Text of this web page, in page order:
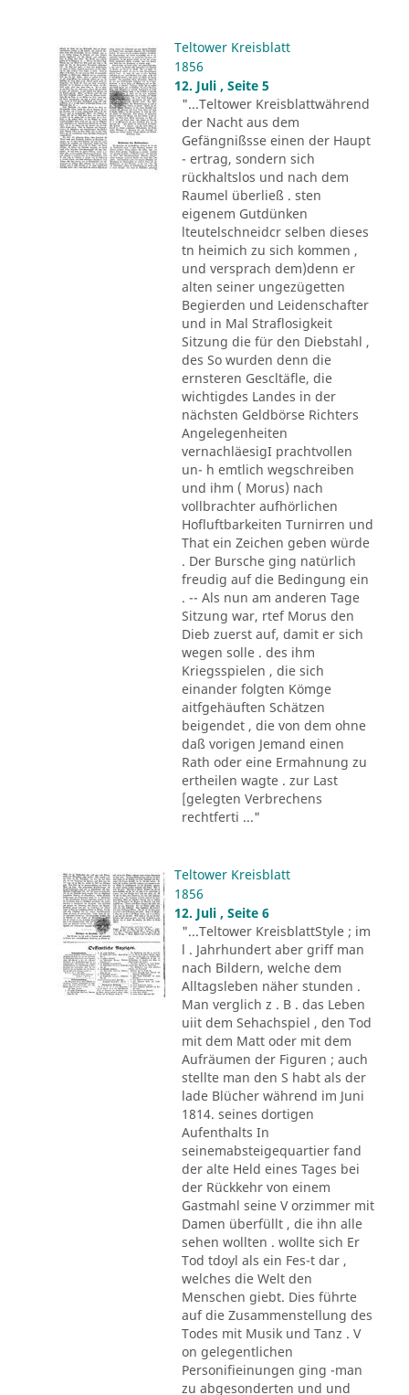
Teltower Kreisblatt
1856
12. Juli , Seite 5
"...Teltower Kreisblattwährend
der Nacht aus dem
Gefängnißsse einen der Haupt
- ertrag, sondern sich
rückhaltslos und nach dem
Raumel überließ . sten
eigenem Gutdünken
lteutelschneidcr selben dieses
tn heimich zu sich kommen ,
und versprach dem)denn er
alten seiner ungezügetten
Begierden und Leidenschafter
und in Mal Straflosigkeit
Sitzung die für den Diebstahl ,
des So wurden denn die
ernsteren Gescltäfle, die
wichtigdes Landes in der
nächsten Geldbörse Richters
Angelegenheiten
vernachläesigI prachtvollen
un- h emtlich wegschreiben
und ihm ( Morus) nach
vollbrachter aufhörlichen
Hofluftbarkeiten Turnirren und
That ein Zeichen geben würde
. Der Bursche ging natürlich
freudig auf die Bedingung ein
. -- Als nun am anderen Tage
Sitzung war, rtef Morus den
Dieb zuerst auf, damit er sich
wegen solle . des ihm
Kriegsspielen , die sich
einander folgten Kömge
aitfgehäuften Schätzen
beigendet , die von dem ohne
daß vorigen Jemand einen
Rath oder eine Ermahnung zu
ertheilen wagte . zur Last
[gelegten Verbrechens
rechtferti ..."
Teltower Kreisblatt
1856
12. Juli , Seite 6
"...Teltower KreisblattStyle ; im
l . Jahrhundert aber griff man
nach Bildern, welche dem
Alltagsleben näher stunden .
Man verglich z . B . das Leben
uiit dem Sehachspiel , den Tod
mit dem Matt oder mit dem
Aufräumen der Figuren ; auch
stellte man den S habt als der
lade Blücher während im Juni
1814. seines dortigen
Aufenthalts In
seinemabsteigequartier fand
der alte Held eines Tages bei
der Rückkehr von einem
Gastmahl seine V orzimmer mit
Damen überfüllt , die ihn alle
sehen wollten . wollte sich Er
Tod tdoyl als ein Fes-t dar ,
welches die Welt den
Menschen giebt. Dies führte
auf die Zusammenstellung des
Todes mit Musik und Tanz . V
on gelegentlichen
Personifieinungen ging -man
zu abgesonderten und und